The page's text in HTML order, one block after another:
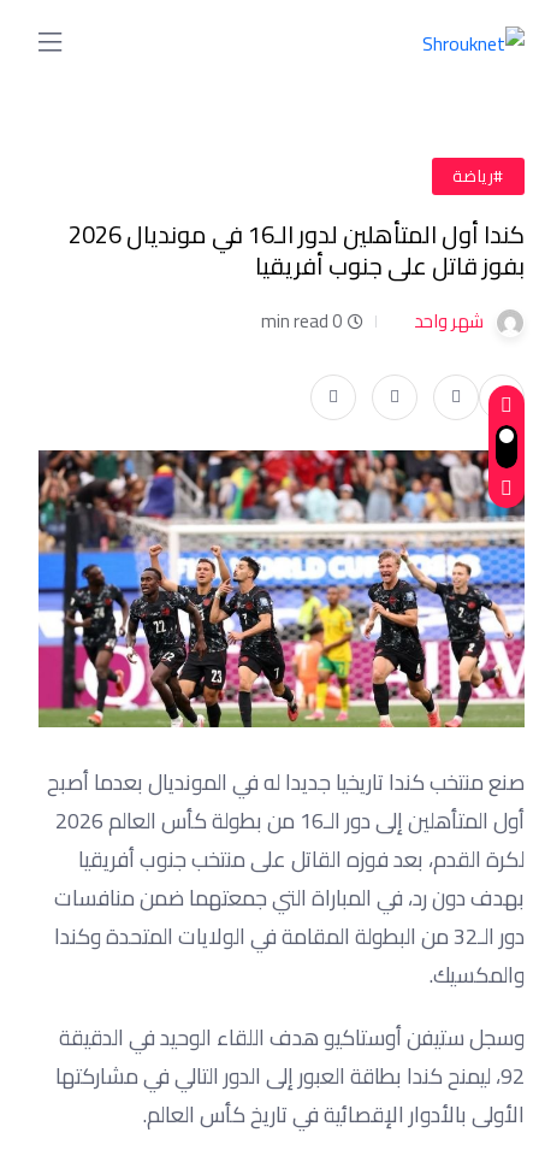
#رياضة
كندا أول المتأهلين لدور الـ16 في مونديال 2026
بفوز قاتل على جنوب أفريقيا
شهر واحد 0 min read
صنع منتخب كندا تاريخيا جديدا له في المونديال بعدما أصبح
أول المتأهلين إلى دور الـ16 من بطولة كأس العالم 2026
لكرة القدم، بعد فوزه القاتل على منتخب جنوب أفريقيا
بهدف دون رد، في المباراة التي جمعتهما ضمن منافسات
دور الـ32 من البطولة المقامة في الولايات المتحدة وكندا
والمكسيك.
وسجل ستيفن أوستاكيو هدف اللقاء الوحيد في الدقيقة
92، ليمنح كندا بطاقة العبور إلى الدور التالي في مشاركتها
الأولى بالأدوار الإقصائية في تاريخ كأس العالم.